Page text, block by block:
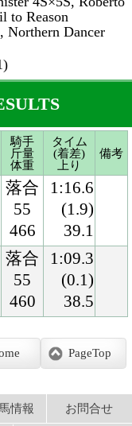
備考
合せ
方針